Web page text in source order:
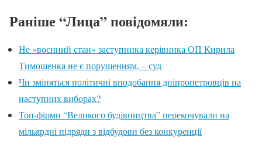
Раніше “Лица” повідомяли:
Не «воєнний стан» заступника керівника ОП Кирила
Тимошенка не є порушенням, – суд
Чи зміняться політичні вподобання дніпропетровців на
наступних виборах?
Топ-фірми “Великого будівництва” перекочували на
мільярдні підряди з відбудови без конкуренції